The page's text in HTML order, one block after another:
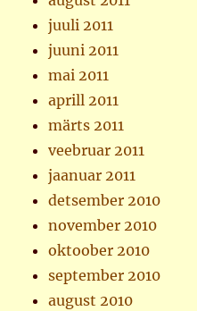
juuli 2011
juuni 2011
mai 2011
aprill 2011
märts 2011
veebruar 2011
jaanuar 2011
detsember 2010
november 2010
oktoober 2010
september 2010
august 2010